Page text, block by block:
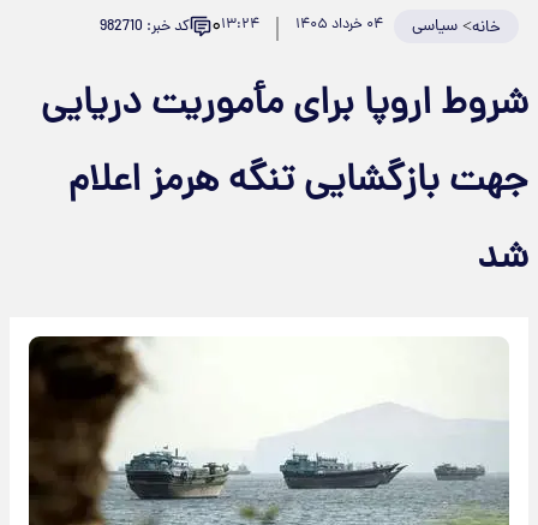
خانه>سیاسی ۰۴ خرداد ۱۴۰۵ ۱۳:۲۴۰ کد خبر: 982710
شروط اروپا برای مأموریت دریایی
جهت بازگشایی تنگه هرمز اعلام
شد